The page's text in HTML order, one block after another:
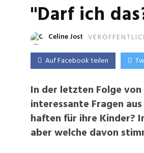
"Darf ich
Celine Jost
Auf Facebook teilen
In der letzten Folge
interessante Fragen
haften für ihre Kinder?
aber welche davon